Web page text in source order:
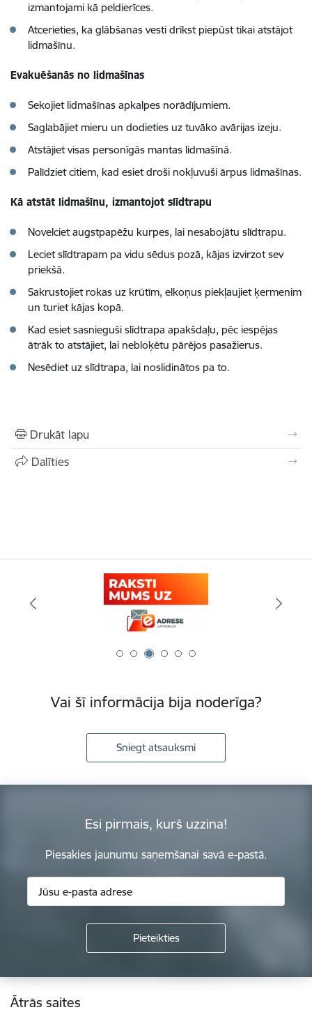
izmantojami kā peldierīces.
Atcerieties, ka glābšanas vesti drīkst piepūst tikai atstājot
lidmašīnu.
Evakuēšanās no lidmašīnas
Sekojiet lidmašīnas apkalpes norādījumiem.
Saglabājiet mieru un dodieties uz tuvāko avārijas izeju.
Atstājiet visas personīgās mantas lidmašīnā.
Palīdziet citiem, kad esiet droši nokļuvuši ārpus lidmašīnas.
Kā atstāt lidmašīnu, izmantojot slīdtrapu
Novelciet augstpapēžu kurpes, lai nesabojātu slīdtrapu.
Leciet slīdtrapam pa vidu sēdus pozā, kājas izvirzot sev
priekšā.
Sakrustojiet rokas uz krūtīm, elkoņus piekļaujiet ķermenim
un turiet kājas kopā.
Kad esiet sasnieguši slīdtrapa apakšdaļu, pēc iespējas
ātrāk to atstājiet, lai nebloķētu pārējos pasažierus.
Nesēdiet uz slīdtrapa, lai noslidinātos pa to.
Drukāt lapu
Dalīties
Vai šī informācija bija noderīga?
Sniegt atsauksmi
Esi pirmais, kurš uzzina!
Piesakies jaunumu saņemšanai savā e-pastā.
Kājene
Ātrās saites